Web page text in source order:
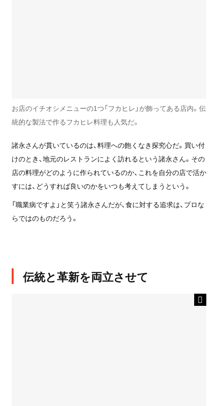
お店のイチオシメニューの1つ「フカヒレ」が飾ってある店内。伝
統的な製法で作るフカヒレ料理も人気だ。
諸永さんが貫いているのは、料理への飽くなき探究心だ。買い付
けのとき、地元のレストランによく訪れるという諸永さん。その
店の料理がどのように作られているのか、これを自分の店で活か
すには、どうすれば良いのかをいつも考えてしまうという。
「職業病ですよ」と笑う諸永さんだが、食に対する追求は、プロな
らではのものだろう。
伝統と革新を両立させて